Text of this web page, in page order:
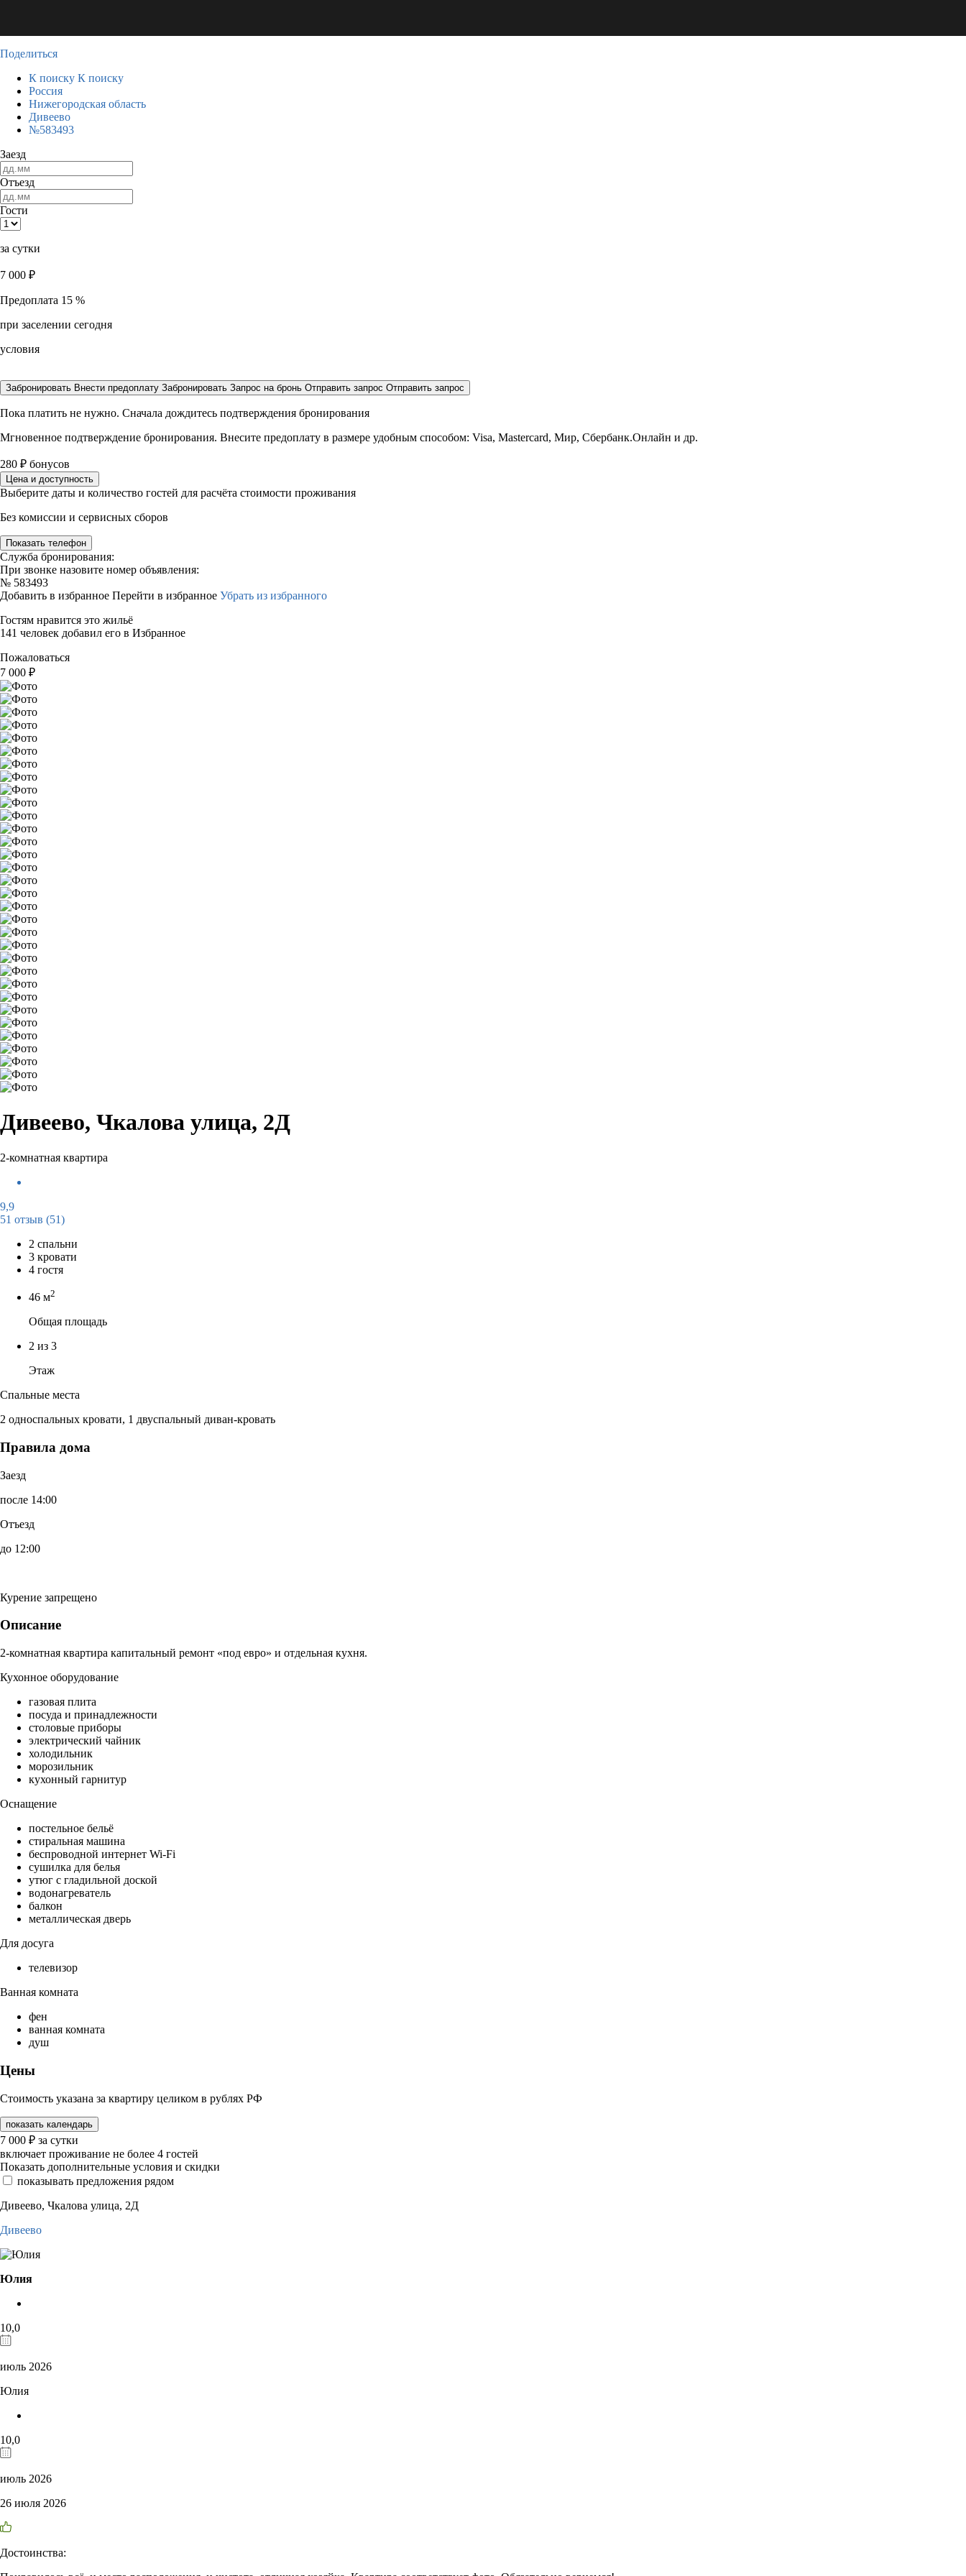
Поделиться
К поиску К поиску
Россия
Нижегородская область
Дивеево
№583493
Заезд
Отъезд
Гости
за сутки
7 000 ₽
Предоплата 15 %
при заселении сегодня
условия
Забронировать Внести предоплату Забронировать Запрос на бронь Отправить запрос Отправить запрос
Пока платить не нужно. Сначала дождитесь подтверждения бронирования
Мгновенное подтверждение бронирования. Внесите предоплату в размере удобным способом: Visa, Mastercard, Мир, Сбербанк.Онлайн и др.
280 ₽ бонусов
Цена и доступность
Выберите даты и количество гостей для расчёта стоимости проживания
Без комиссии и сервисных сборов
Показать телефон
Служба бронирования:
При звонке назовите номер объявления:
№ 583493
Добавить в избранное Перейти в избранное Убрать из избранного
Гостям нравится это жильё
141 человек добавил его в Избранное
Пожаловаться
7 000 ₽
Дивеево, Чкалова улица, 2Д
2-комнатная квартира
9,9
51 отзыв (51)
2 спальни
3 кровати
4 гостя
46 м2
Общая площадь
2 из 3
Этаж
Спальные места
2 односпальных кровати, 1 двуспальный диван-кровать
Правила дома
Заезд
после 14:00
Отъезд
до 12:00
Курение запрещено
Описание
2-комнатная квартира капитальный ремонт «под евро» и отдельная кухня.
Кухонное оборудование
газовая плита
посуда и принадлежности
столовые приборы
электрический чайник
холодильник
морозильник
кухонный гарнитур
Оснащение
постельное бельё
стиральная машина
беспроводной интернет Wi-Fi
сушилка для белья
утюг с гладильной доской
водонагреватель
балкон
металлическая дверь
Для досуга
телевизор
Ванная комната
фен
ванная комната
душ
Цены
Стоимость указана за квартиру целиком в рублях РФ
показать календарь
7 000 ₽ за сутки
включает проживание не более 4 гостей
Показать дополнительные условия и скидки
показывать предложения рядом
Дивеево, Чкалова улица, 2Д
Дивеево
Юлия
10,0
июль 2026
Юлия
10,0
июль 2026
26 июля 2026
Достоинства: